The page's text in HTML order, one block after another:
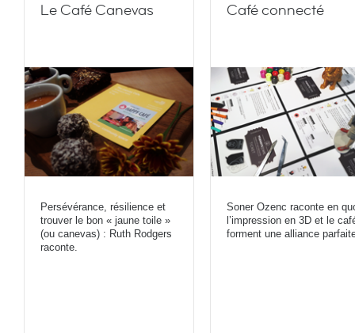
Le Café Canevas
Persévérance, résilience et
trouver le bon « jaune toile »
(ou canevas) : Ruth Rodgers
raconte.
Café connecté
Soner Ozenc raconte en
l’impression en 3D et le
forment une alliance